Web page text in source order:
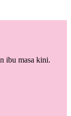
ibu masa kini.